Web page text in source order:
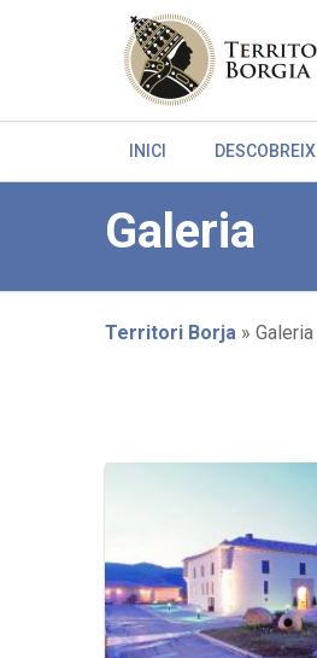
INICI DESCOBREIX
Galeria
Territori Borja Galeria